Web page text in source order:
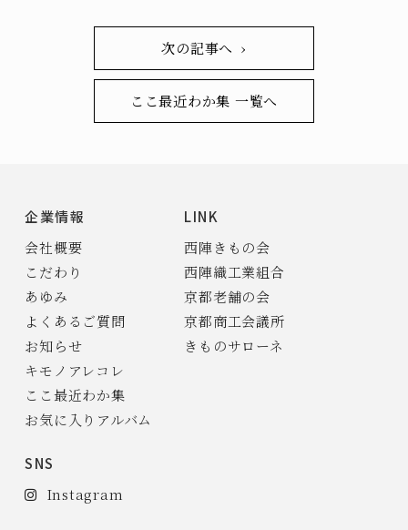
次の記事へ ›
ここ最近わか集 一覧へ
企業情報
会社概要
こだわり
あゆみ
よくあるご質問
お知らせ
キモノアレコレ
ここ最近わか集
お気に入りアルバム
SNS
Instagram
LINK
西陣きもの会
西陣織工業組合
京都老舗の会
京都商工会議所
きものサローネ